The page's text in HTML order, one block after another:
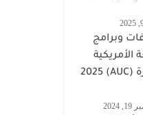
وبرامج
الأمريكية
بالقاهرة (AUC) 2025